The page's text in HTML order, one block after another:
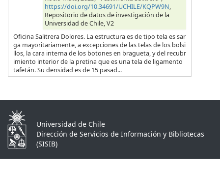
https://doi.org/10.34691/UCHILE/KQPW9N,
Repositorio de datos de investigación de la
Universidad de Chile, V2
Oficina Salitrera Dolores. La estructura es de tipo tela es sar
ga mayoritariamente, a excepciones de las telas de los bolsi
llos, la cara interna de los botones en bragueta, y del recubr
imiento interior de la pretina que es una tela de ligamento
tafetán. Su densidad es de 15 pasad...
Universidad de Chile
Dirección de Servicios de Información y Bibliotecas
(SISIB)